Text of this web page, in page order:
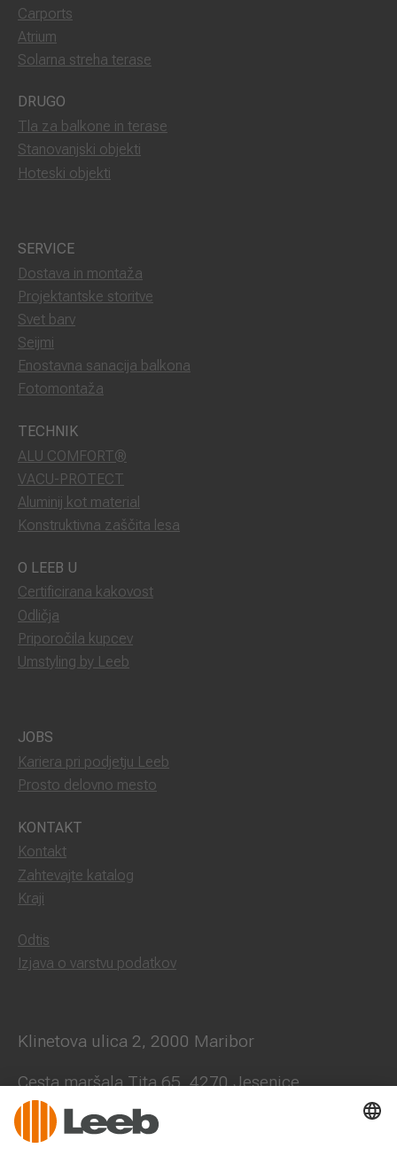
Carports
Atrium
Solarna streha terase
DRUGO
Tla za balkone in terase
Stanovanjski objekti
Hoteski objekti
SERVICE
Dostava in montaža
Projektantske storitve
Svet barv
Seijmi
Enostavna sanacija balkona
Fotomontaža
TECHNIK
ALU COMFORT®
VACU-PROTECT
Aluminij kot material
Konstruktivna zaščita lesa
O LEEB U
Certificirana kakovost
Odličja
Priporočila kupcev
Umstyling by Leeb
JOBS
Kariera pri podjetju Leeb
Prosto delovno mesto
KONTAKT
Kontakt
Zahtevajte katalog
Kraji
Odtis
Izjava o varstvu podatkov
Klinetova ulica 2, 2000 Maribor
Cesta maršala Tita 65, 4270 Jesenice
+386 41 631 705